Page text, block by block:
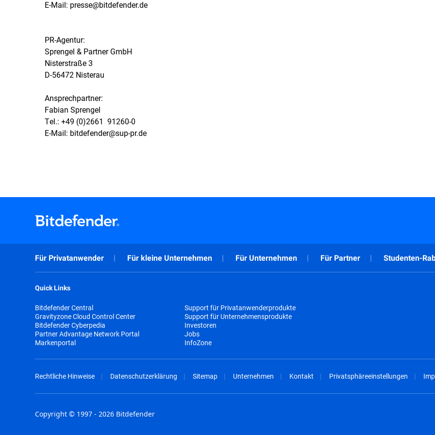
E-Mail: presse@bitdefender.de
PR-Agentur:
Sprengel & Partner GmbH
Nisterstraße 3
D-56472 Nisterau
Ansprechpartner:
Fabian Sprengel
Tel.: +49 (0)2661  91260-0
E-Mail: bitdefender@sup-pr.de
Für Privatanwender Für kleine Unternehmen Für Unternehmen Für Partner Studenten-
Quick Links
Bitdefender Central
Gravityzone Cloud Control Center
Bitdefender Cyberpedia
Partner Advantage Network Portal
Markenportal
Support für Privatanwenderprodukte
Support für Unternehmensprodukte
Investoren
Jobs
InfoZone
Rechtliche Hinweise Datenschutzerklärung Sitemap Unternehmen Kontakt Privatsphäreeinstellungen
Copyright © 1997 - 2026 Bitdefender